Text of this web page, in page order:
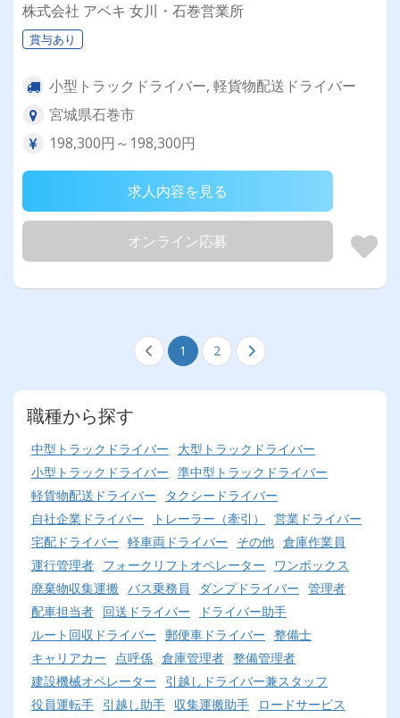
株式会社 アベキ 女川・石巻営業所
賞与あり
小型トラックドライバー, 軽貨物配送ドライバー
宮城県石巻市
198,300円～198,300円
求人内容を見る
オンライン応募
1 2
職種から探す
中型トラックドライバー
大型トラックドライバー
小型トラックドライバー 準中型トラックドライバー
軽貨物配送ドライバー
タクシードライバー
自社企業ドライバー
トレーラー（牽引）
営業ドライバー
宅配ドライバー 軽車両ドライバー その他 倉庫作業員
運行管理者 フォークリフトオペレーター
ワンボックス
廃棄物収集運搬 バス乗務員 ダンプドライバー 管理者
配車担当者 回送ドライバー
ドライバー助手
ルート回収ドライバー 郵便車ドライバー 整備士
キャリアカー
点呼係 倉庫管理者 整備管理者
建設機械オペレーター
引越しドライバー兼スタッフ
役員運転手 引越し助手 収集運搬助手
ロードサービス